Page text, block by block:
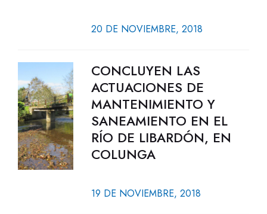
20 DE NOVIEMBRE, 2018
CONCLUYEN LAS
ACTUACIONES DE
MANTENIMIENTO Y
SANEAMIENTO EN EL
RÍO DE LIBARDÓN, EN
COLUNGA
19 DE NOVIEMBRE, 2018